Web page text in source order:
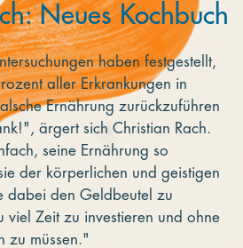
Neues Kochbuch
haben festgestellt,
aller Erkrankungen in
Ernährung zurückzuführen
ärgert sich Christian Rach.
seine Ernährung so
der körperlichen und geistigen
dabei den Geldbeutel zu
viel Zeit zu investieren und ohne
zu müssen."